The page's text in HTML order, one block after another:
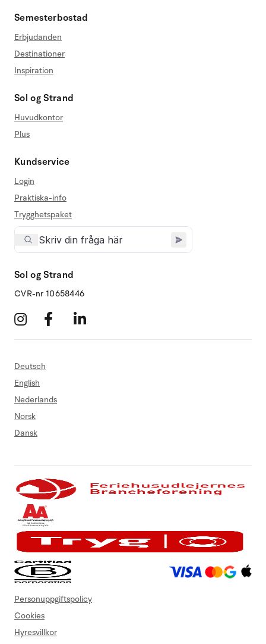
Semesterbostad
Erbjudanden
Destinationer
Inspiration
Sol og Strand
Huvudkontor
Plus
Kundservice
Login
Praktiska-info
Trygghetspaket
Sol og Strand
CVR-nr 10658446
Deutsch
English
Nederlands
Norsk
Dansk
Personuppgiftspolicy
Cookies
Hyresvillkor